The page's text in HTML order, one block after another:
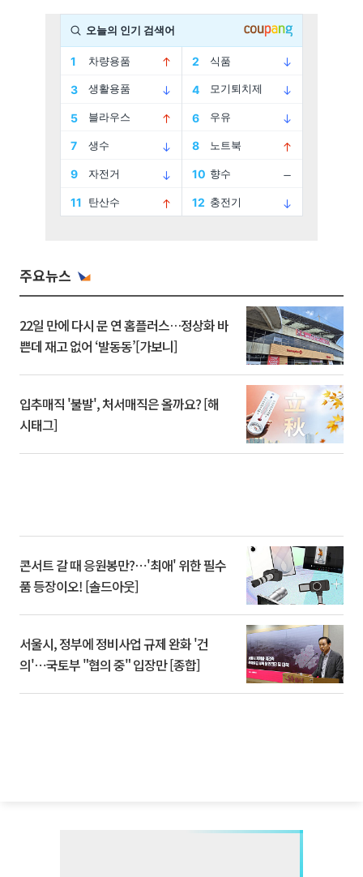
주요뉴스
22일 만에 다시 문 연 홈플러스…정상화 바
쁜데 재고 없어 ‘발동동’[가보니]
입추매직 '불발', 처서매직은 올까요? [해
시태그]
콘서트 갈 때 응원봉만?⋯'최애' 위한 필수
품 등장이오! [솔드아웃]
서울시, 정부에 정비사업 규제 완화 '건
의'⋯국토부 "협의 중" 입장만 [종합]